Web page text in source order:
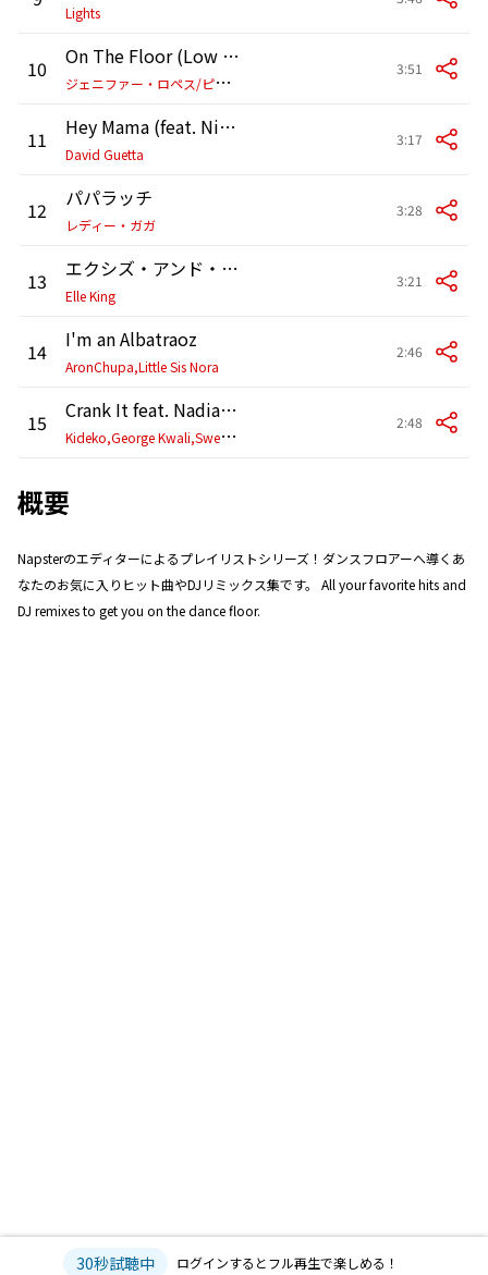
Lights
10
On The Floor (Low Sunday "On The Floor" Radio Edit)
ジ
ェニファー・ロペス/ピットブル
3:51
11 Hey Mama (feat. Nicki Minaj, Bebe Rexha & Afrojack) [Afrojack Remix]
David Guetta
3:17
12 パパラッチ
レディー・ガガ
3:28
13 エクシズ・アンド・オーズ
Elle King
3:21
14 I'm an Albatraoz
AronChupa,Little Sis Nora
2:46
15
Crank It feat. Nadia Rose (Radio Edit)
K
ideko,George Kwali,Sweetie Irie
2:48
概要
Napsterのエディターによるプレイリストシリーズ！ダンスフロアーへ導くあ
なたのお気に入りヒット曲やDJリミックス集です。 All your favorite hits and
DJ remixes to get you on the dance floor.
30秒試聴中 ログインするとフル再生で楽しめる！